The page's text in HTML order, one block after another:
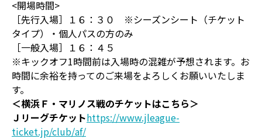
<開場時間>
［先行入場］１６：３０ ※シーズンシート（チケット
タイプ）・個人パスの方のみ
［一般入場］１６：４５
※キックオフ1時間前は入場時の混雑が予想されます。お
時間に余裕を持ってのご来場をよろしくお願いいたしま
す。
＜横浜Ｆ・マリノス戦のチケットはこちら＞
Ｊリーグチケットhttps://www.jleague-
ticket.jp/club/af/